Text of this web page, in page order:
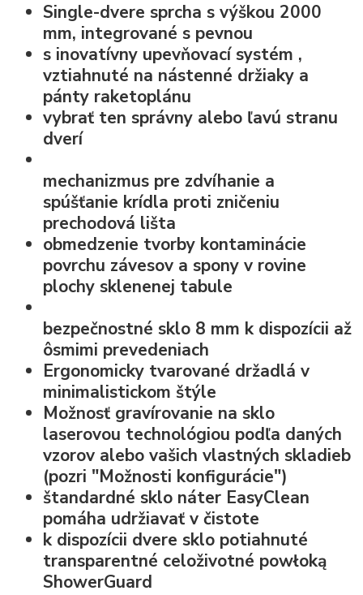
Single-dvere sprcha s výškou 2000
mm, integrované s pevnou
s inovatívny upevňovací systém ,
vztiahnuté na nástenné držiaky a
pánty raketoplánu
vybrať ten správny alebo ľavú stranu
dverí
mechanizmus pre zdvíhanie a
spúšťanie krídla proti zničeniu
prechodová lišta
obmedzenie tvorby kontaminácie
povrchu závesov a spony v rovine
plochy sklenenej tabule
bezpečnostné sklo 8 mm k dispozícii až
ôsmimi prevedeniach
Ergonomicky tvarované držadlá v
minimalistickom štýle
Možnosť gravírovanie na sklo
laserovou technológiou podľa daných
vzorov alebo vašich vlastných skladieb
(pozri "Možnosti konfigurácie")
štandardnésklo náter EasyClean
pomáha udržiavať v čistote
k dispozícii dvere sklo potiahnuté
transparentné celoživotné powłoką
ShowerGuard